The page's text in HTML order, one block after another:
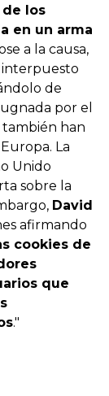
los
en un arma
a la causa,
interpuesto
de
por el
también han
La
Unido
sobre la
David
afirmando
cookies de
que
."